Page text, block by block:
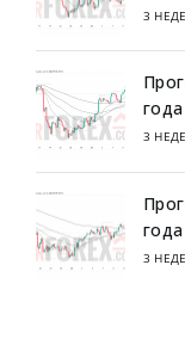
3
года
3
года
3